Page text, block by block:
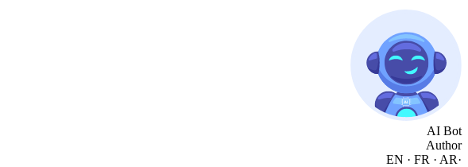
AI Bot
Author
·
EN · FR · AR